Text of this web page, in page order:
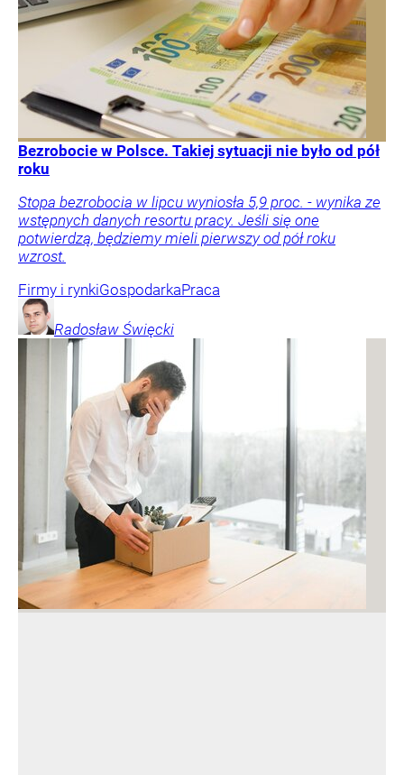
Bezrobocie w Polsce. Takiej sytuacji nie było od pół
roku
Stopa bezrobocia w lipcu wyniosła 5,9 proc. - wynika ze
wstępnych danych resortu pracy. Jeśli się one
potwierdzą, będziemy mieli pierwszy od pół roku
wzrost.
Firmy i rynkiGospodarkaPraca
Radosław Święcki